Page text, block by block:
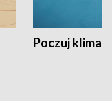
Poczuj klimat